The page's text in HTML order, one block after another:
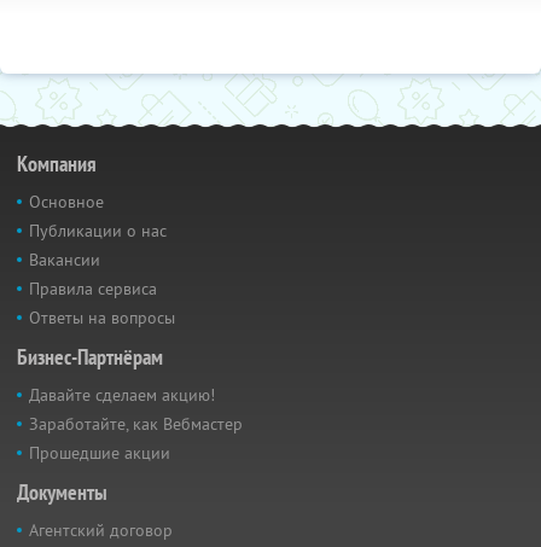
Компания
Основное
Публикации о нас
Вакансии
Правила сервиса
Ответы на вопросы
Бизнес-Партнёрам
Давайте сделаем акцию!
Заработайте, как Вебмастер
Прошедшие акции
Документы
Агентский договор